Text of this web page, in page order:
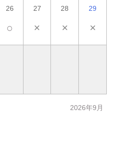
26
○
27
×
28
×
29
×
2026年9月